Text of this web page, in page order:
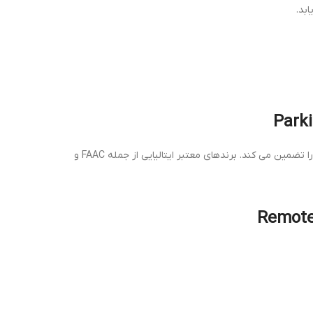
و جک های ایتالیایی با کیفیت، طول عمر سیستم را تضمین می کند و عملکرد بی صدا و روان درب را تضمین می کند. برندهای معتبر ایتالیایی از جمله FAAC و